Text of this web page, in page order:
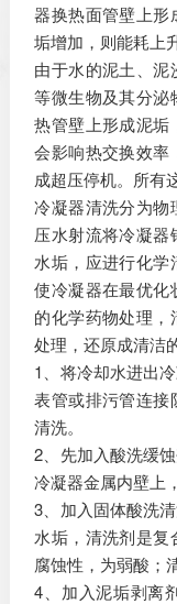
器换热面管壁上形
垢增加，则能耗上
由于水的泥土、
等微生物及其分泌
热管壁上形成泥垢
会影响热交换效率
成超压停机。所有
冷凝器清洗分为物
压水射流将冷凝
水垢，应进行化学
使冷凝器在最优化
的化学药物处理
处理，还原成清
1、将冷却水进出
表管或排污管连接
清洗。
2、先加入酸洗缓
冷凝器金属内壁上
3、加入固体酸洗
水垢，清洗剂是
腐蚀性，为弱酸；
4、加入泥垢剥离